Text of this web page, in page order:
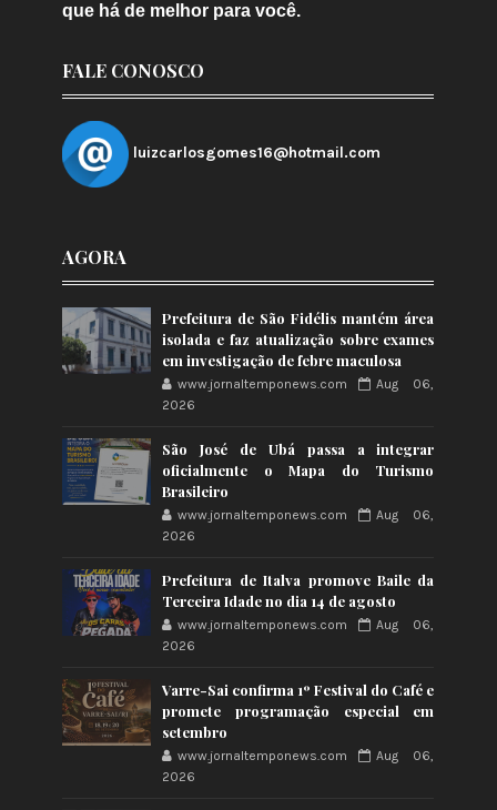
que há de melhor para você.
FALE CONOSCO
luizcarlosgomes16@hotmail.com
AGORA
Prefeitura de São Fidélis mantém área
isolada e faz atualização sobre exames
em investigação de febre maculosa
www.jornaltemponews.com
Aug 06,
2026
São José de Ubá passa a integrar
oficialmente o Mapa do Turismo
Brasileiro
www.jornaltemponews.com
Aug 06,
2026
Prefeitura de Italva promove Baile da
Terceira Idade no dia 14 de agosto
www.jornaltemponews.com
Aug 06,
2026
Varre-Sai confirma 1º Festival do Café e
promete programação especial em
setembro
www.jornaltemponews.com
Aug 06,
2026